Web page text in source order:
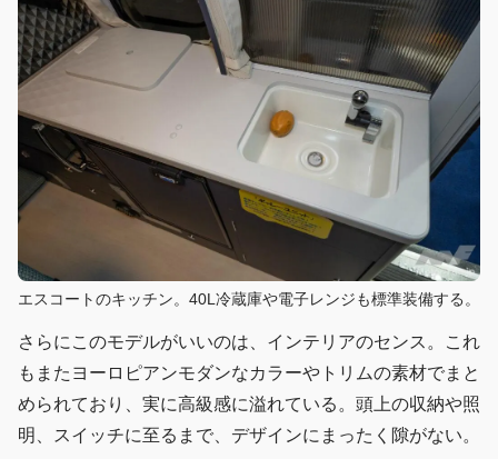
エスコートのキッチン。40L冷蔵庫や電子レンジも標準装備する。
さらにこのモデルがいいのは、インテリアのセンス。これ
もまたヨーロピアンモダンなカラーやトリムの素材でまと
められており、実に高級感に溢れている。頭上の収納や照
明、スイッチに至るまで、デザインにまったく隙がない。